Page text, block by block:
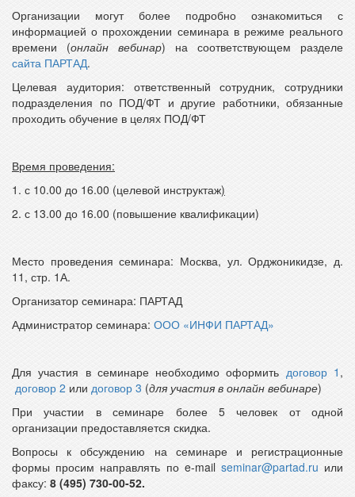
Организации могут более подробно ознакомиться с
информацией о прохождении семинара в режиме реального
времени (онлайн вебинар) на соответствующем разделе
сайта ПАРТАД.
Целевая аудитория: ответственный сотрудник, сотрудники
подразделения по ПОД/ФТ и другие работники, обязанные
проходить обучение в целях ПОД/ФТ
Время проведения:
1. с 10.00 до 16.00 (целевой инструктаж)
2. с 13.00 до 16.00 (повышение квалификации)
Место проведения семинара: Москва, ул. Орджоникидзе, д.
11, стр. 1А.
Организатор семинара: ПАРТАД
Администратор семинара: ООО «ИНФИ ПАРТАД»
Для участия в семинаре необходимо оформить договор 1 ,
договор 2 или договор 3 (для участия в онлайн вебинаре)
При участии в семинаре более 5 человек от одной
организации предоставляется скидка.
Вопросы к обсуждению на семинаре и регистрационные
формы просим направлять по e-mail seminar@partad.ru или
факсу: 8 (495) 730-00-52.